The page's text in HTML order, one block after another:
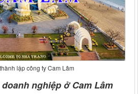
lập công ty Cam Lâm
nghiệp ở Cam Lâm